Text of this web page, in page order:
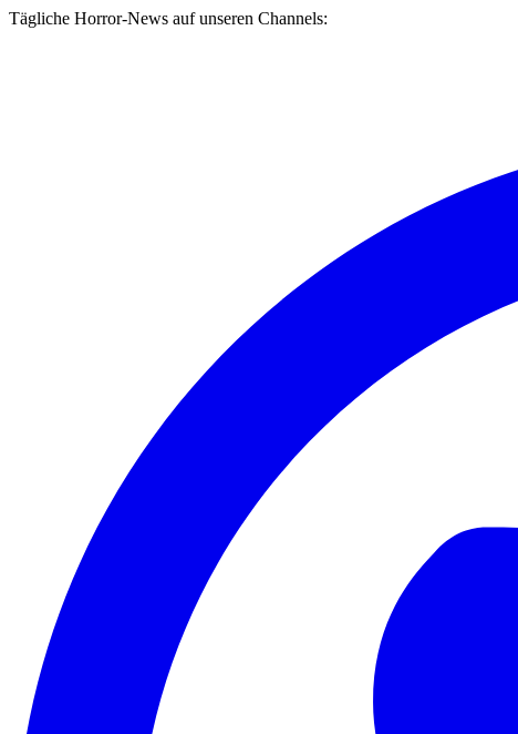
Tägliche Horror-News auf unseren Channels: